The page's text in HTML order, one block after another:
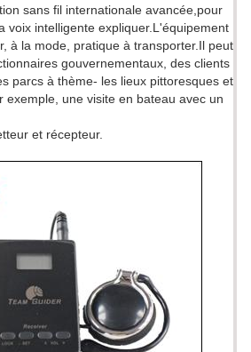
sans fil internationale avancée,pour
voix intelligente expliquer.L'équipement
à la mode, pratique à transporter.Il peut
gouvernementaux, des clients
parcs à thème- les lieux pittoresques et
exemple, une visite en bateau avec un
et récepteur.